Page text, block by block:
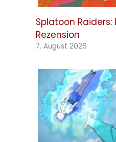
Splatoon Raiders:
Rezension
7. August 2026